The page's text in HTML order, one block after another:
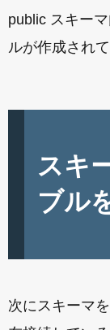
public スキー
ルが作成され
スキ
ブル
次にスキーマ